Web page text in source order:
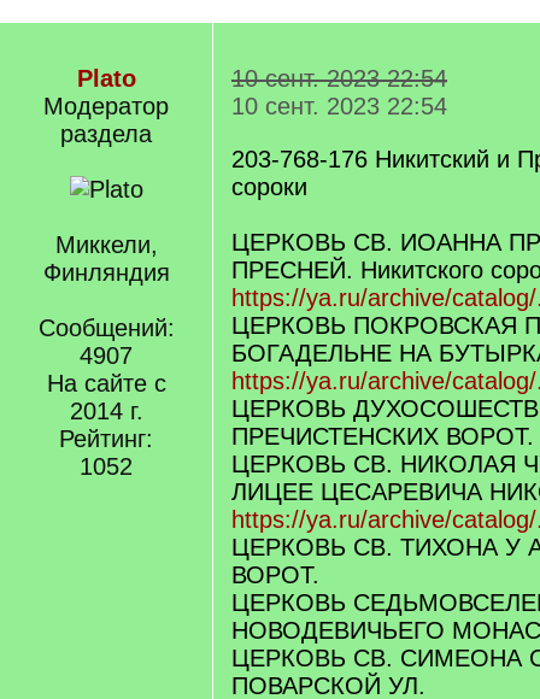
Plato
Модератор
раздела
Миккели,
Финляндия
Сообщений:
4907
На сайте с
2014 г.
Рейтинг:
1052
10 сент. 2023 22:54
10 сент. 2023 22:54
203-768-176 Никитский и
сороки
ЦЕРКОВЬ СВ. ИОАННА
ПРЕСНЕЙ. Никитского
https://ya.ru/archive/
ЦЕРКОВЬ ПОКРОВСКАЯ
БОГАДЕЛЬНЕ НА
https://ya.ru/archive/
ЦЕРКОВЬ
ПРЕЧИСТЕНСКИХ ВОРОТ.
ЦЕРКОВЬ СВ. НИКОЛАЯ
ЛИЦЕЕ ЦЕСАРЕВИЧА
https://ya.ru/archive/
ЦЕРКОВЬ СВ. ТИХОНА У
ВОРОТ.
ЦЕРКОВЬ
НОВОДЕВИЧЬЕГО
ЦЕРКОВЬ СВ. СИМЕОНА
ПОВАРСКОЙ УЛ.